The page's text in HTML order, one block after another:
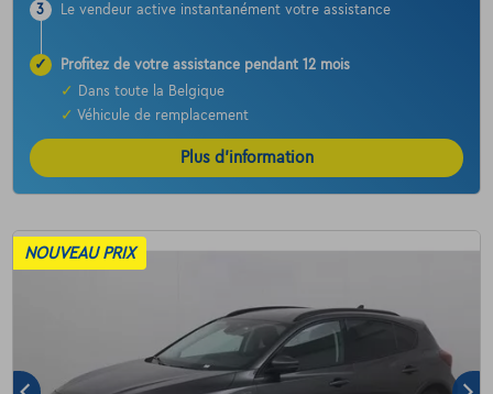
3 Le vendeur active instantanément votre assistance
✓
Profitez de votre assistance pendant 12 mois
✓
Dans toute la Belgique
✓ Véhicule de remplacement
Plus d’information
NOUVEAU PRIX